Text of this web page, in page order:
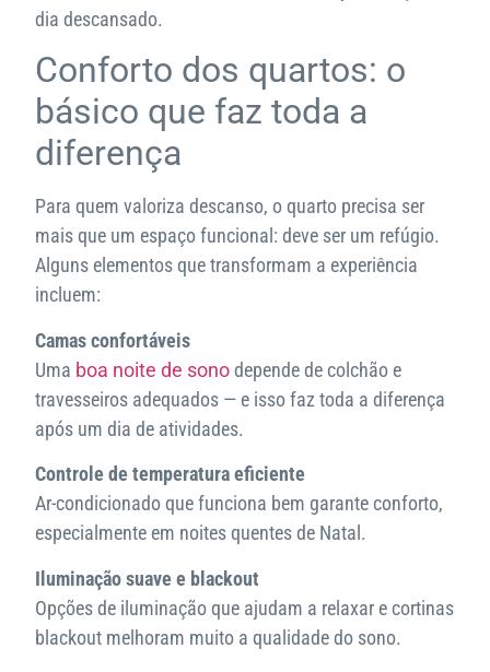
dia descansado.
Conforto dos quartos: o
básico que faz toda a
diferença
Para quem valoriza descanso, o quarto precisa ser
mais que um espaço funcional: deve ser um refúgio.
Alguns elementos que transformam a experiência
incluem:
Camas confortáveis
Uma boa noite de sonodepende de colchão e
travesseiros adequados — e isso faz toda a diferença
após um dia de atividades.
Controle de temperatura eficiente
Ar-condicionado que funciona bem garante conforto,
especialmente em noites quentes de Natal.
Iluminação suave e blackout
Opções de iluminação que ajudam a relaxar e cortinas
blackout melhoram muito a qualidade do sono.